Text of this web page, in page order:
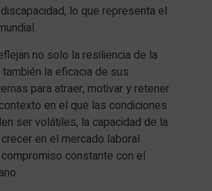
lo que representa el
no solo la resiliencia de la
la eficacia de sus
para atraer, motivar y retener
en el que las condiciones
ser volátiles, la capacidad de la
en el mercado laboral
constante con el